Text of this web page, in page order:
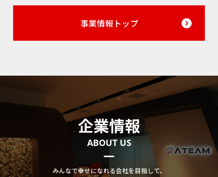
事業情報トップ
企業情報
ABOUT US
みんなで幸せになれる会社を目指して、